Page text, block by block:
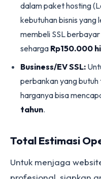
dalam paket hosting
kebutuhan bisnis yang
membeli SSL
seharga Rp150.000
Business/EV SSL:
perbankan yang
harganya bisa
tahun.
Total Estimasi
Untuk menjaga